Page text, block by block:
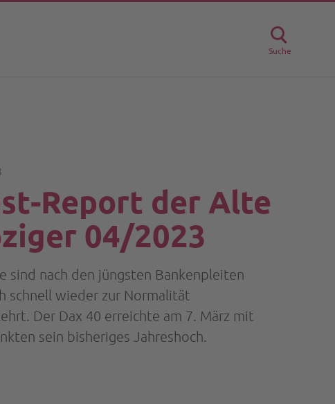
Suche
Report der Alte
04/2023
sind nach den jüngsten Bankenpleiten
schnell wieder zur Normalität
Der Dax 40 erreichte am 7. März mit
sein bisheriges Jahreshoch.